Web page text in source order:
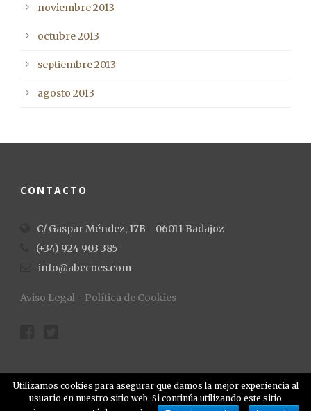
noviembre 2013
octubre 2013
septiembre 2013
agosto 2013
CONTACTO
C/ Gaspar Méndez, 17B - 06011 Badajoz
(+34) 924 903 385
info@abecoes.com
Aviso Legal - Política de Cookies
Copyright 2015 - Abecoes - Diseño de Cubikcomunicacion
Utilizamos cookies para asegurar que damos la mejor experiencia al
usuario en nuestro sitio web. Si continúa utilizando este sitio